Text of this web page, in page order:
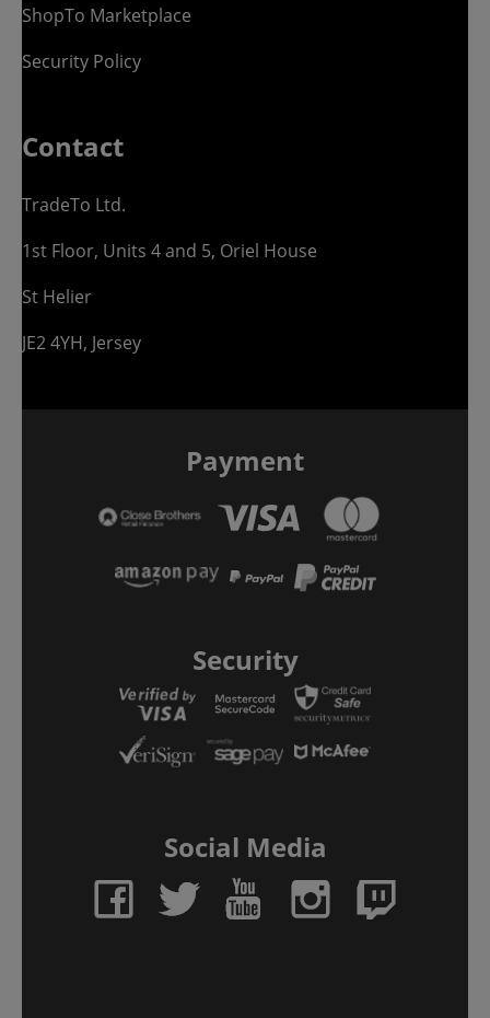
ShopTo Marketplace
Security Policy
Contact
TradeTo Ltd.
1st Floor, Units 4 and 5, Oriel House
St Helier
JE2 4YH, Jersey
Payment
Security
Social Media